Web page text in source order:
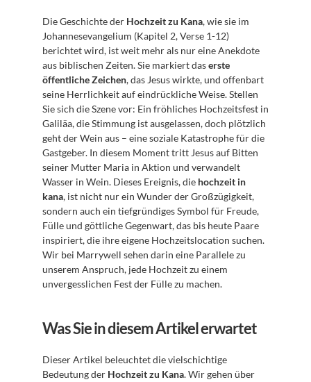
Die Geschichte der Hochzeit zu Kana, wie sie im
Johannesevangelium (Kapitel 2, Verse 1-12)
berichtet wird, ist weit mehr als nur eine Anekdote
aus biblischen Zeiten. Sie markiert das erste
öffentliche Zeichen, das Jesus wirkte, und offenbart
seine Herrlichkeit auf eindrückliche Weise. Stellen
Sie sich die Szene vor: Ein fröhliches Hochzeitsfest in
Galiläa, die Stimmung ist ausgelassen, doch plötzlich
geht der Wein aus – eine soziale Katastrophe für die
Gastgeber. In diesem Moment tritt Jesus auf Bitten
seiner Mutter Maria in Aktion und verwandelt
Wasser in Wein. Dieses Ereignis, die hochzeit in
kana, ist nicht nur ein Wunder der Großzügigkeit,
sondern auch ein tiefgründiges Symbol für Freude,
Fülle und göttliche Gegenwart, das bis heute Paare
inspiriert, die ihre eigene Hochzeitslocation suchen.
Wir bei Marrywell sehen darin eine Parallele zu
unserem Anspruch, jede Hochzeit zu einem
unvergesslichen Fest der Fülle zu machen.
Was Sie in diesem Artikel erwartet
Dieser Artikel beleuchtet die vielschichtige
Bedeutung der Hochzeit zu Kana. Wir gehen über